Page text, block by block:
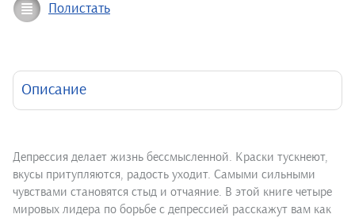
Полистать
Описание
Депрессия делает жизнь бессмысленной. Краски тускнеют,
вкусы притупляются, радость уходит. Самыми сильными
чувствами становятся стыд и отчаяние. В этой книге четыре
мировых лидера по борьбе с депрессией расскажут вам как